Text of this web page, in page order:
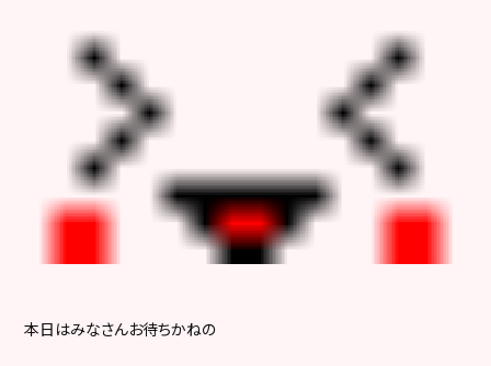
本日はみなさんお待ちかねの